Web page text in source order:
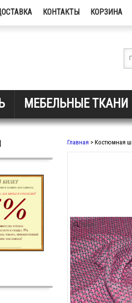
КОНТАКТЫ КОРЗИНА
МЕБЕЛЬНЫЕ ТКАНИ
Главная > Костюмная
Zoom